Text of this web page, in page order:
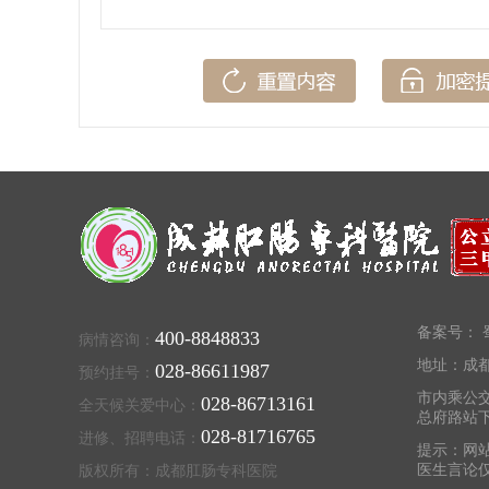
病情咨询： 400-8848833
预约挂号： 028-86611987
全天候关爱中心： 028-86713161
进修、招聘电话： 028-81716765
版权所有：成都肛肠专科医院
备案号：
地址：成
市内乘公
总府路站
提示：网
医生言论